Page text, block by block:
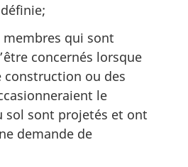
membres qui sont
concernés lorsque
construction ou des
le
sol sont projetés et ont
demande de